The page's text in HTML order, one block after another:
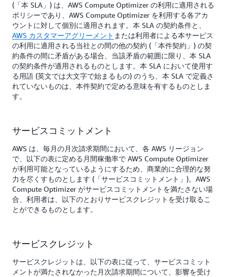
(「本 SLA」) は、AWS Compute Optimizer の利用に適用される
ポリシーであり、AWS Compute Optimizer を利用する各アカ
ウントに対して個別に適用されます。本 SLA の契約条件と、
AWS カスタマーアグリーメント または利用者による本サービス
の利用に適用される当社との間の他の契約 (「本件契約」) の契
約条件の間に矛盾がある場合、当該矛盾の範囲に限り、本 SLA
の契約条件が適用されるものとします。本 SLA において使用す
る用語 (英文では大文字で始まるもの) のうち、本 SLA で定義さ
れていないものは、本件契約で定める意味を有するものとしま
す。
サービスコミットメント
AWS は、毎月の月次請求期間において、各 AWS リージョン
で、以下の表に定める月間稼働率で AWS Compute Optimizer
が利用可能となっているようにするため、商業的に合理的な努
力を尽くすものとします (「サービスコミットメント」)。AWS
Compute Optimizer がサービスコミットメントを満たさない場
合、利用者は、以下のとおりサービスクレジットを受け取るこ
とができるものとします。
サービスクレジット
サービスクレジットは、以下の表に従って、サービスコミット
メントが満たされなかった月次請求期間について、影響を受け